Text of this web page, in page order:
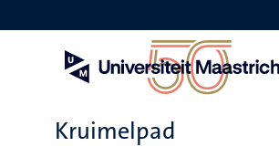
en
Kruimelpad